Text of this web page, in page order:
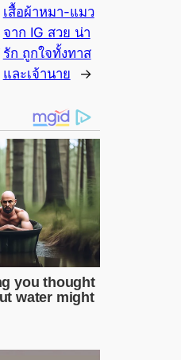
เสื้อผ้าหมา-แมว
จาก IG สวย น่า
รัก ถูกใจทั้งทาส
และเจ้านาย
→